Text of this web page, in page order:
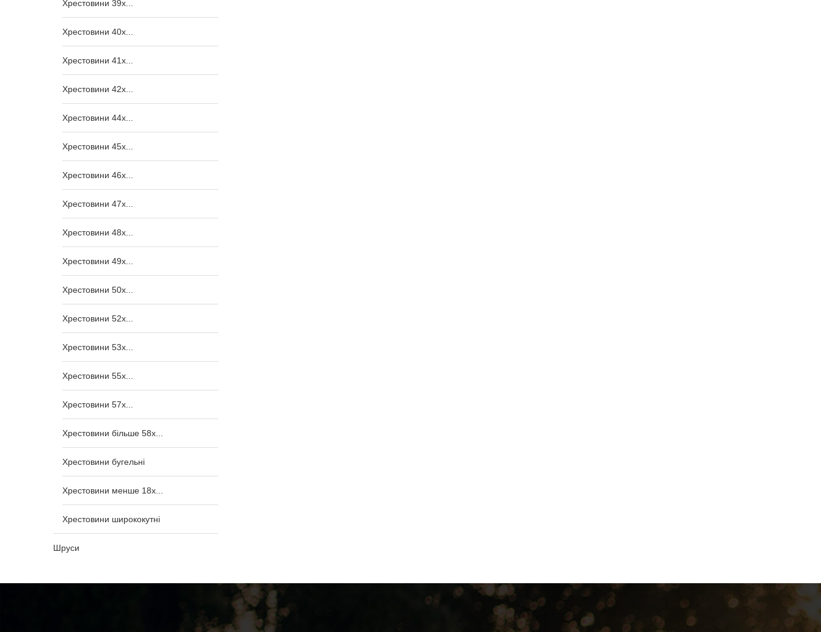
Хрестовини 39x...
Хрестовини 40x...
Хрестовини 41x...
Хрестовини 42x...
Хрестовини 44x...
Хрестовини 45x...
Хрестовини 46x...
Хрестовини 47x...
Хрестовини 48x...
Хрестовини 49x...
Хрестовини 50x...
Хрестовини 52x...
Хрестовини 53x...
Хрестовини 55x...
Хрестовини 57x...
Хрестовини більше 58x...
Хрестовини бугельні
Хрестовини менше 18x...
Хрестовини ширококутні
Шруси